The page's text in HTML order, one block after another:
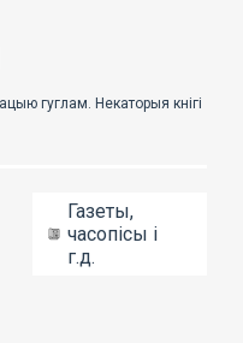
Газеты,
часопісы і
г.д.